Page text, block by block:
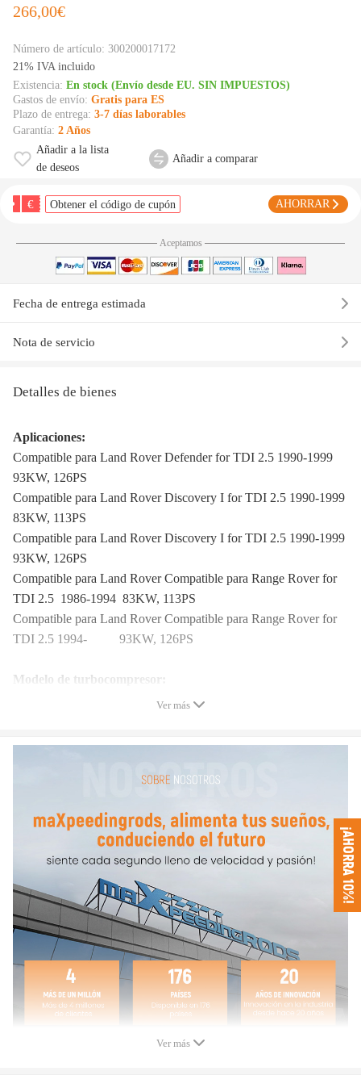
266,00€
Número de artículo: 300200017172
21% IVA incluido
Existencia: En stock (Envío desde EU. SIN IMPUESTOS)
Gastos de envío: Gratis para ES
Plazo de entrega: 3-7 días laborables
Garantía: 2 Años
Añadir a la lista
de deseos
Añadir a comparar
€ Obtener el código de cupón AHORRAR
Aceptamos
Fecha de entrega estimada
Nota de servicio
Detalles de bienes
Aplicaciones:
Compatible para Land Rover Defenderfor TDI 2.5 1990-1999
93KW, 126PS
Compatible para Land Rover Discovery I for TDI 2.5 1990-1999
83KW, 113PS
Compatible para Land Rover Discovery I for TDI 2.5 1990-1999
93KW, 126PS
Compatible para Land Rover Compatible para Range Roverfor
TDI 2.5 1986-1994 83KW, 113PS
Compatible para Land Rover Compatible para Range Roverfor
TDI 2.5 1994- 93KW, 126PS
Modelo de turbocompresor:
ERR4802, ERR4893, ERR-4802, ERR-4893,
45205-6, 452055-7, 452055-8, 452055-9, 452055-10
Noticia
* Tipo de cojinete:cojinete radial
* Accesorios:Usted conseguirá exactamente según lo
demostrado en el cuadro arriba
* Por favor confirme que su antiguo Número de Pieza de turbo
coincide con uno de los números de pieza anteriores
* Se recomienda altamente la instalación profesional (no incluida
instrucción)
Ver más
Ver más
¡AHORRA 10%!